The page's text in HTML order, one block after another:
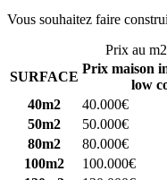
Vous souhaitez faire
Prix au
SURFACE
Prix maison
low
40m2
40.000€
50m2
50.000€
80m2
80.000€
100m2
100.000€